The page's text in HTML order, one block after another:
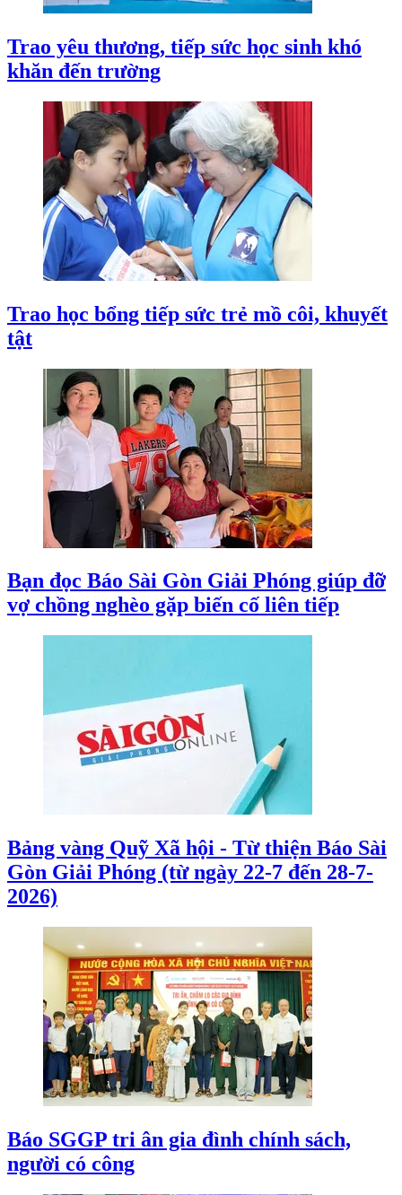
Trao yêu thương, tiếp sức học sinh khó
khăn đến trường
Trao học bổng tiếp sức trẻ mồ côi, khuyết
tật
Bạn đọc Báo Sài Gòn Giải Phóng giúp đỡ
vợ chồng nghèo gặp biến cố liên tiếp
Bảng vàng Quỹ Xã hội - Từ thiện Báo Sài
Gòn Giải Phóng (từ ngày 22-7 đến 28-7-
2026)
Báo SGGP tri ân gia đình chính sách,
người có công